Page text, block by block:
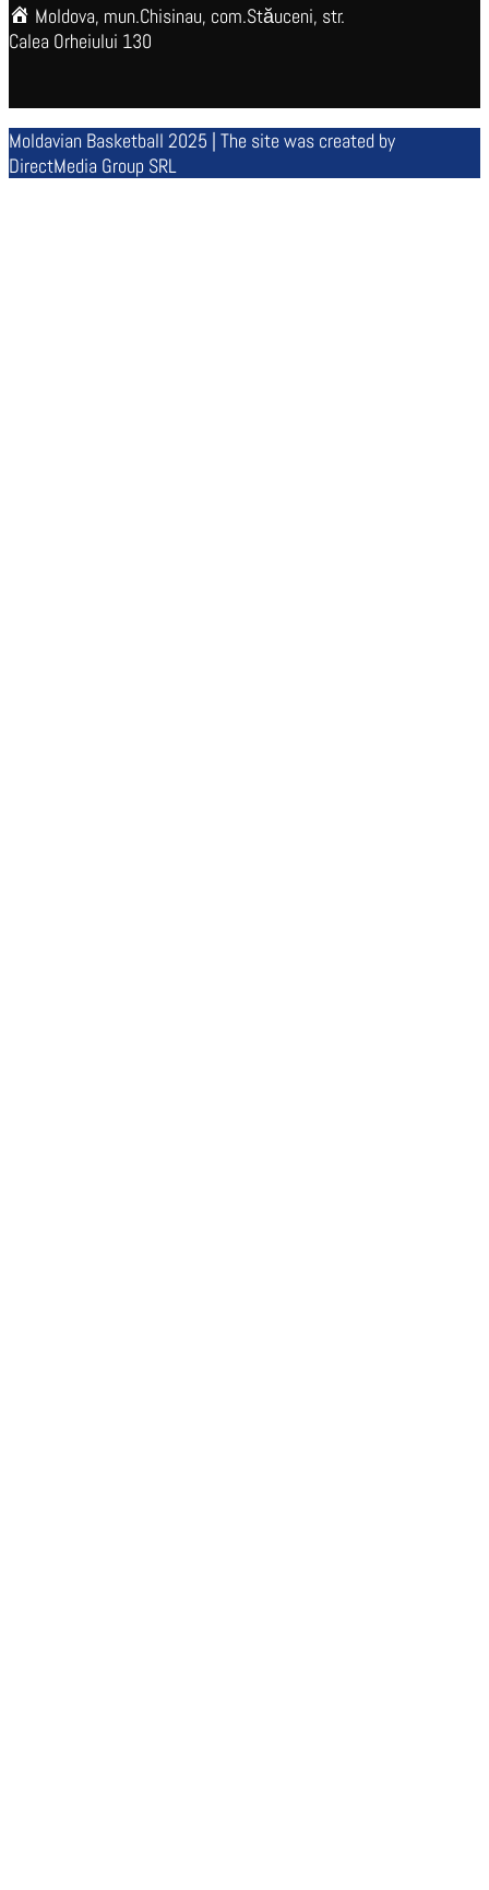
Moldova, mun.Chisinau, com.Stăuceni, str.
Calea Orheiului 130
Moldavian Basketball 2025 | The site was created by
DirectMedia Group SRL